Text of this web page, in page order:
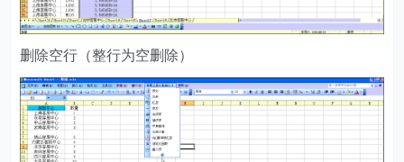
删除空行（整行为空删除）